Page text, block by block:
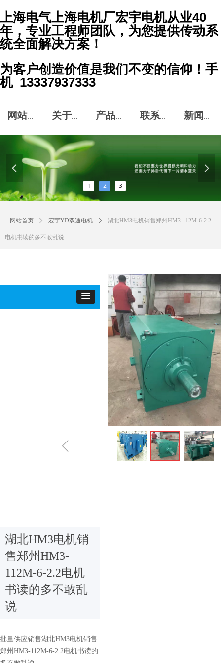
1 2 3
넳 넲
上海电气上海电机厂宏宇电机从业40
年，专业工程师团队，为您提供传动系
统全面解决方案！
为客户创造价值是我们不变的信仰！手
机 13337937333
网站首页 关于我们 产品中心 联系我们 新闻资讯
网站首页 ꄲ 宏宇YD双速电机 ꄲ 湖北HM3电机销售郑州HM3-112M-6-2.2
电机书读的多不敢乱说
ꁆ
批量供应销售湖北HM3电机销售
郑州HM3-112M-6-2.2电机书读的
湖北HM3电机销
售郑州HM3-
112M-6-2.2电机
书读的多不敢乱
说